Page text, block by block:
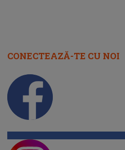
CONECTEAZĂ-TE CU NOI